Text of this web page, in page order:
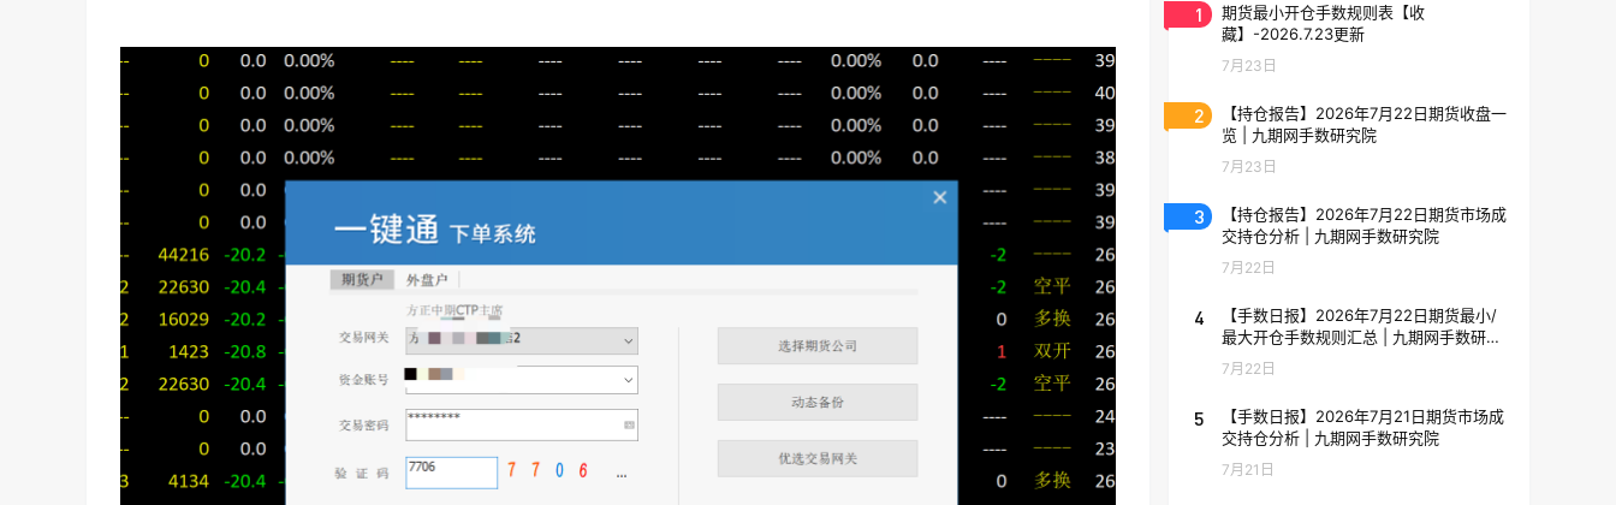
1
期货最小开仓手数规则表【收
藏】-2026.7.23更新
7月23日
2
【持仓报告】2026年7月22日期货收盘一
览 | 九期网手数研究院
7月23日
3
【持仓报告】2026年7月22日期货市场成
交持仓分析 | 九期网手数研究院
7月22日
4
【手数日报】2026年7月22日期货最小/
最大开仓手数规则汇总 | 九期网手数研究
院
7月22日
5
【手数日报】2026年7月21日期货市场成
交持仓分析 | 九期网手数研究院
7月21日